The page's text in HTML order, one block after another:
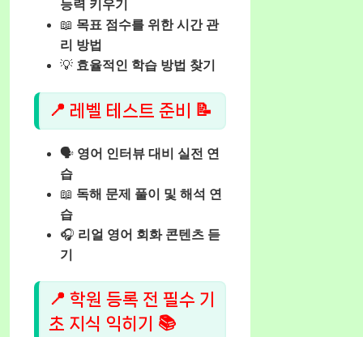
능력 키우기
📖 목표 점수를 위한 시간 관
리 방법
💡 효율적인 학습 방법 찾기
📍 레벨 테스트 준비 📝
🗣️ 영어 인터뷰 대비 실전 연
습
📖 독해 문제 풀이 및 해석 연
습
🎧 리얼 영어 회화 콘텐츠 듣
기
📍 학원 등록 전 필수 기
초 지식 익히기 📚